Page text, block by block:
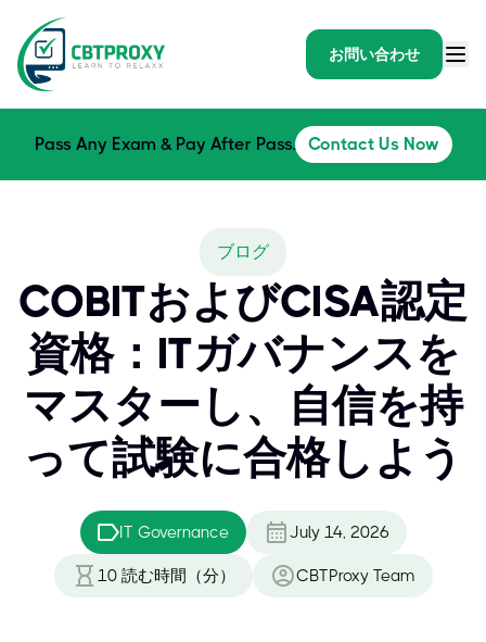
お問い合わせ
Pass Any Exam & Pay After Pass. Contact Us Now
ブログ
COBITおよびCISA認定
資格：ITガバナンスを
マスターし、自信を持
って試験に合格しよう
IT Governance July 14, 2026
10 読む時間（分） CBTProxy Team